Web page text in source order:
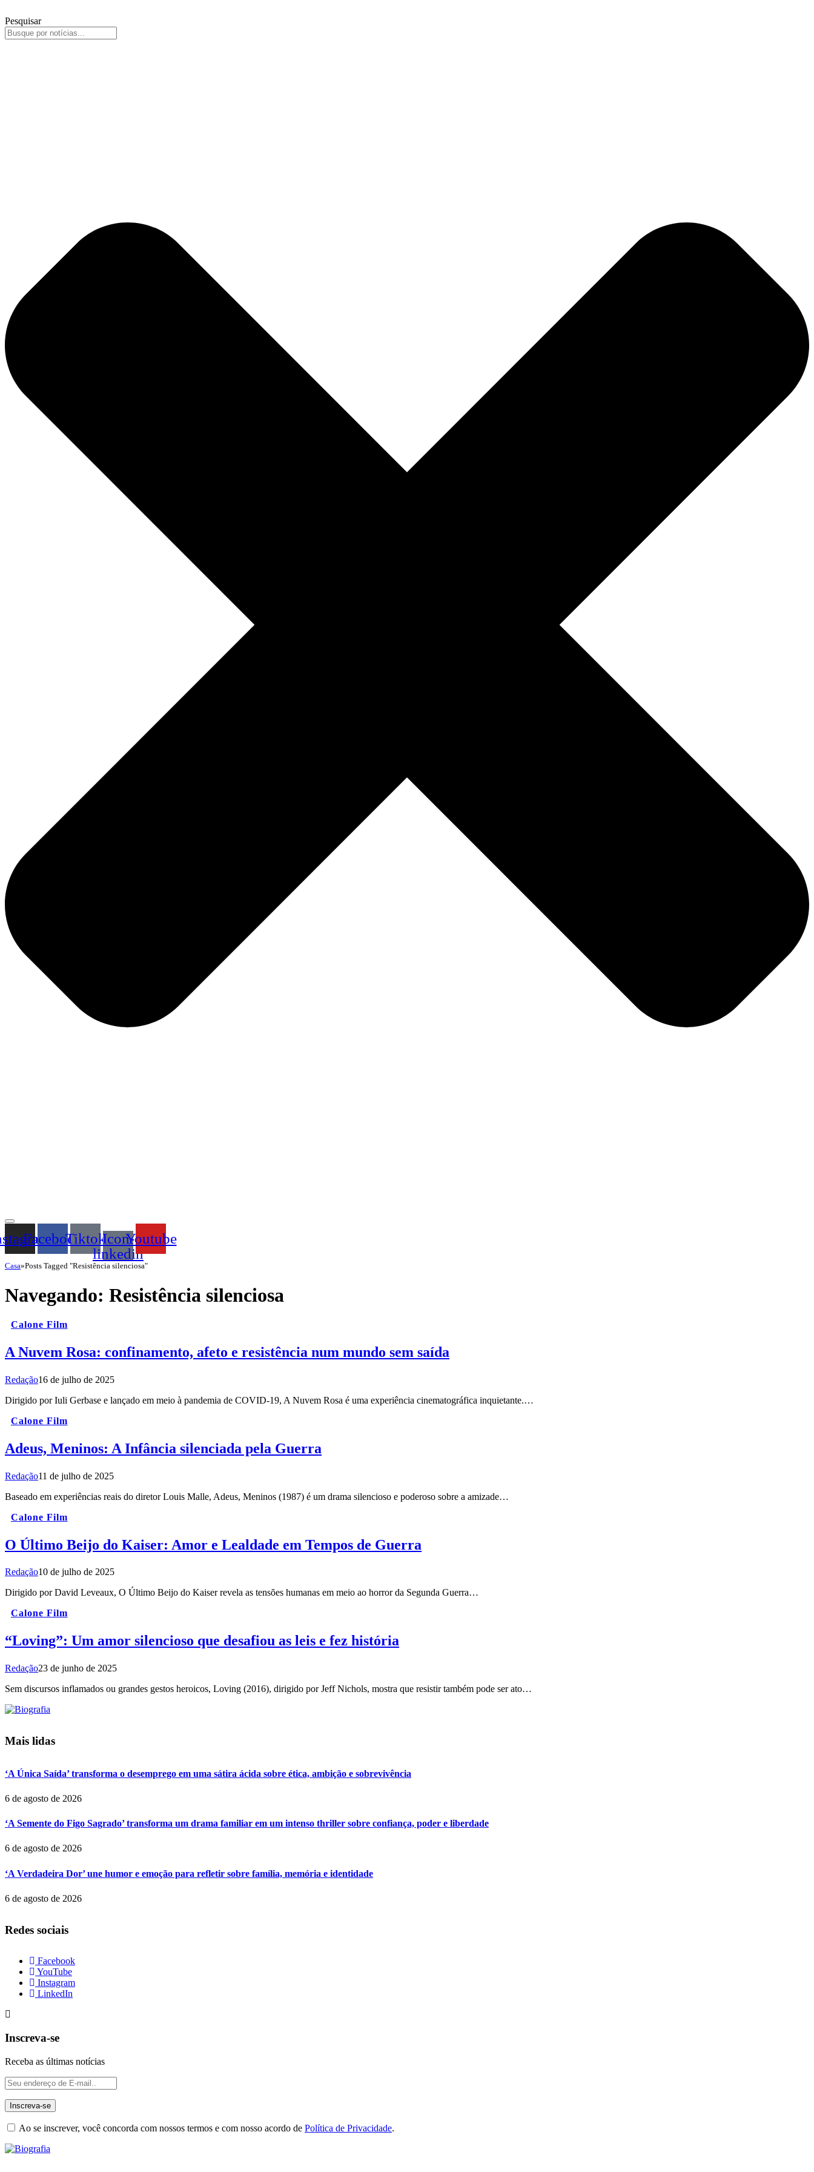
Pesquisar
FacebookTiktokIcon-
linkedin
Youtube
Casa»Posts Tagged "Resistência silenciosa"
Navegando: Resistência silenciosa
Calone Film
A Nuvem Rosa: confinamento, afeto e resistência num mundo sem saída
Redação16 de julho de 2025
Dirigido por Iuli Gerbase e lançado em meio à pandemia de COVID-19, A Nuvem Rosa é uma experiência cinematográfica inquietante.…
Calone Film
Adeus, Meninos: A Infância silenciada pela Guerra
Redação11 de julho de 2025
Baseado em experiências reais do diretor Louis Malle, Adeus, Meninos (1987) é um drama silencioso e poderoso sobre a amizade…
Calone Film
O Último Beijo do Kaiser: Amor e Lealdade em Tempos de Guerra
Redação10 de julho de 2025
Dirigido por David Leveaux, O Último Beijo do Kaiser revela as tensões humanas em meio ao horror da Segunda Guerra…
Calone Film
“Loving”: Um amor silencioso que desafiou as leis e fez história
Redação23 de junho de 2025
Sem discursos inflamados ou grandes gestos heroicos, Loving (2016), dirigido por Jeff Nichols, mostra que resistir também pode ser ato…
Mais lidas
‘A Única Saída’ transforma o desemprego em uma sátira ácida sobre ética, ambição e sobrevivência
6 de agosto de 2026
‘A Semente do Figo Sagrado’ transforma um drama familiar em um intenso thriller sobre confiança, poder e liberdade
6 de agosto de 2026
‘A Verdadeira Dor’ une humor e emoção para refletir sobre família, memória e identidade
6 de agosto de 2026
Redes sociais
Facebook
YouTube
Instagram
LinkedIn
Inscreva-se
Receba as últimas notícias
Ao se inscrever, você concorda com nossos termos e com nosso acordo de Política de Privacidade.